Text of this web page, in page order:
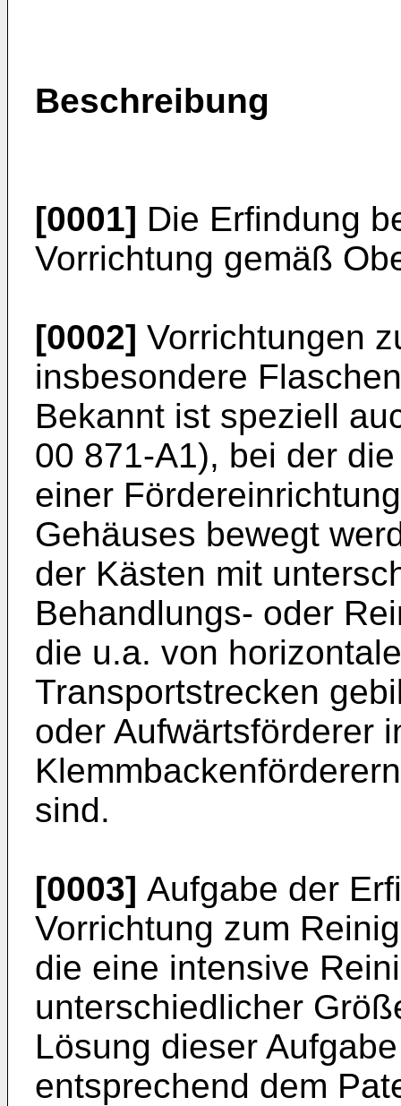
Beschreibung
[0001] Die Erfindung
Vorrichtung gemäß
[0002] Vorrichtungen
insbesondere
Bekannt ist speziell
00 871-A1), bei der
einer
Gehäuses bewegt
der Kästen mit
Behandlungs- oder
die u.a. von
Transportstrecken
oder Aufwärtsförderer
sind.
[0003] Aufgabe der
Vorrichtung zum
die eine intensive
unterschiedlicher
Lösung dieser
entsprechend dem